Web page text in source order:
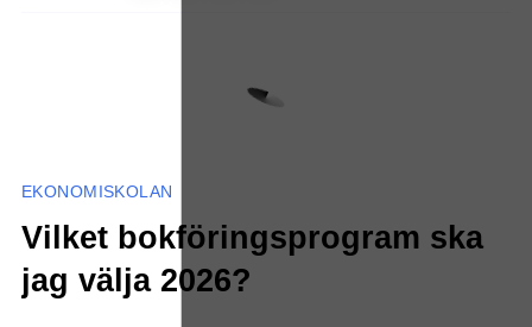
EKONOMISKOLAN
Vilket bokföringsprogram ska
jag välja 2026?